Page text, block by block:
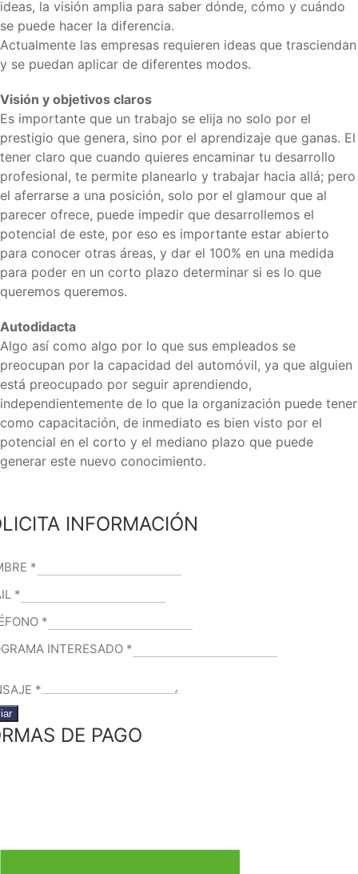
ideas, la visión amplia para saber dónde, cómo y cuándo
se puede hacer la diferencia.
Actualmente las empresas requieren ideas que trasciendan
y se puedan aplicar de diferentes modos.
Visión y objetivos claros
Es importante que un trabajo se elija no solo por el
prestigio que genera, sino por el aprendizaje que ganas. El
tener claro que cuando quieres encaminar tu desarrollo
profesional, te permite planearlo y trabajar hacia allá; pero
el aferrarse a una posición, solo por el glamour que al
parecer ofrece, puede impedir que desarrollemos el
potencial de este, por eso es importante estar abierto
para conocer otras áreas, y dar el 100% en una medida
para poder en un corto plazo determinar si es lo que
queremos queremos.
Autodidacta
Algo así como algo por lo que sus empleados se
preocupan por la capacidad del automóvil, ya que alguien
está preocupado por seguir aprendiendo,
independientemente de lo que la organización puede tener
como capacitación, de inmediato es bien visto por el
potencial en el corto y el mediano plazo que puede
generar este nuevo conocimiento.
INFORMACIÓN
*
*
*
INTERESADO *
*
DE PAGO